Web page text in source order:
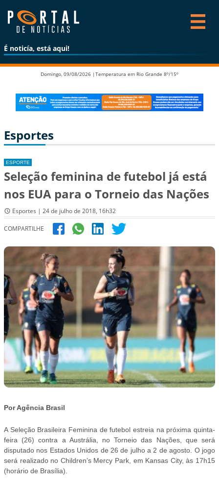
É noticía, está aqui!
Domingo, 09/08/2026 | Temperatura em Rio Grande 8º/15º
Esportes
ESPORTE
Seleção feminina de futebol já está
nos EUA para o Torneio das Nações
Esportes | 24 de julho de 2018, 16h32
COMPARTILHE
Por Agência Brasil
A Seleção Brasileira Feminina de futebol estreia na próxima quinta-
feira (26) contra a Austrália, no Torneio das Nações, que será
disputado nos Estados Unidos de 26 de julho a 2 de agosto. O jogo
será realizado no Children’s Mercy Park, em Kansas City, às 17h15
(horário de Brasília).